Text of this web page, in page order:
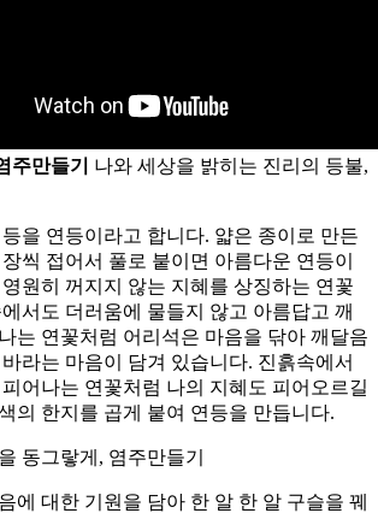
주만들기
나와 세상을 밝히는 진리의 등불,
을 연등이라고 합니다. 얇은 종이로 만든
씩 접어서 풀로 붙이면 아름다운 연등이
원히 꺼지지 않는 지혜를 상징하는 연꽃
서도 더러움에 물들지 않고 아름답고 깨
는 연꽃처럼 어리석은 마음을 닦아 깨달음
라는 마음이 담겨 있습니다. 진흙속에서
어나는 연꽃처럼 나의 지혜도 피어오르길
의 한지를 곱게 붙여 연등을 만듭니다.
동그랗게, 염주만들기
에 대한 기원을 담아 한 알 한 알 구슬을 꿰